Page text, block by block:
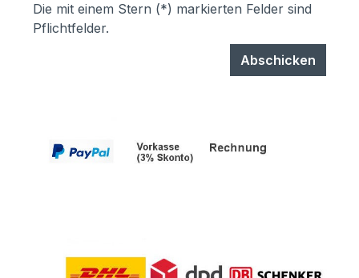
Die mit einem Stern (*) markierten Felder sind
Pflichtfelder.
Abschicken